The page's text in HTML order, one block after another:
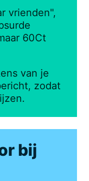
vrienden",
60Ct
van je
zodat
bij